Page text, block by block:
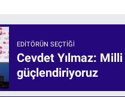
EDITÖRÜN SEÇTIĞI
Cevdet Yılmaz:
güçlendiriyoruz